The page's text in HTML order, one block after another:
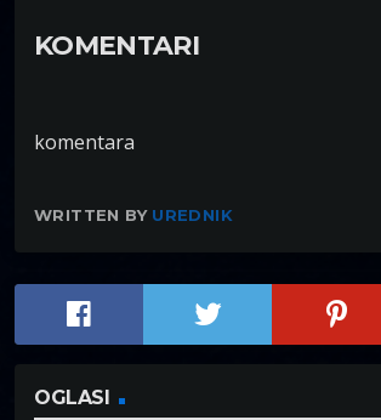
KOMENTARI
komentara
WRITTEN BY UREDNIK
OGLASI